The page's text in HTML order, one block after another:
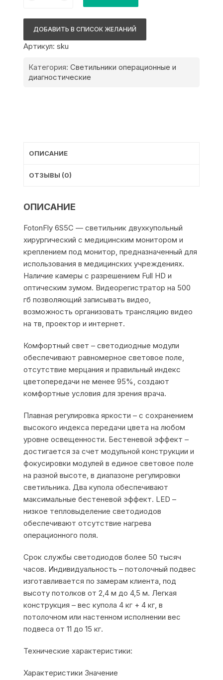
хирургический
FotonFly
ДОБАВИТЬ В СПИСОК ЖЕЛАНИЙ
Артикул:sku
Категория:Светильники операционные и
диагностические
ОПИСАНИЕ
ОТЗЫВЫ (0)
ОПИСАНИЕ
FotonFly 6S5С — светильник двухкупольный
хирургический c медицинским монитором и
креплением под монитор, предназначенный для
использования в медицинских учреждениях.
Наличие камеры с разрешением Full HD и
оптическим зумом. Видеорегистратор на 500
гб позволяющий записывать видео,
возможность организовать трансляцию видео
на тв, проектор и интернет.
Комфортный свет – светодиодные модули
обеспечивают равномерное световое поле,
отсутствие мерцания и правильный индекс
цветопередачи не менее 95%, создают
комфортные условия для зрения врача.
Плавная регулировка яркости – с сохранением
высокого индекса передачи цвета на любом
уровне освещенности. Бестеневой эффект –
достигается за счет модульной конструкции и
фокусировки модулей в единое световое поле
на разной высоте, в диапазоне регулировки
светильника. Два купола обеспечивают
максимальные бестеневой эффект. LED –
низкое тепловыделение светодиодов
обеспечивают отсутствие нагрева
операционного поля.
Срок службы светодиодов более 50 тысяч
часов. Индивидуальность – потолочный подвес
изготавливается по замерам клиента, под
высоту потолков от 2,4 м до 4,5 м. Легкая
конструкция – вес купола 4 кг + 4 кг, в
потолочном или настенном исполнении вес
подвеса от 11 до 15 кг.
Технические характеристики:
Характеристики Значение